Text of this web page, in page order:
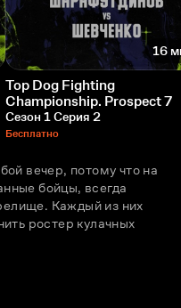
16
Top Dog Fighting
Championship. Prospect 7
Сезон 1 Серия 2
Бесплатно
вечер, потому что на
бойцы, всегда
Каждый из них
ростер кулачных